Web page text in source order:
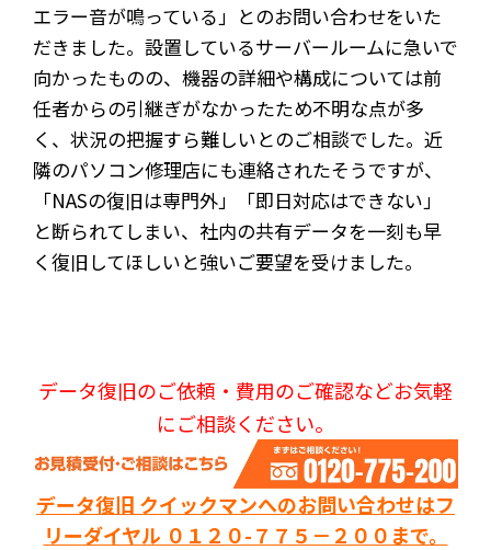
エラー音が鳴っている」とのお問い合わせをいた
だきました。設置しているサーバールームに急いで
向かったものの、機器の詳細や構成については前
任者からの引継ぎがなかったため不明な点が多
く、状況の把握すら難しいとのご相談でした。近
隣のパソコン修理店にも連絡されたそうですが、
「NASの復旧は専門外」「即日対応はできない」
と断られてしまい、社内の共有データを一刻も早
く復旧してほしいと強いご要望を受けました。
データ復旧のご依頼・費用のご確認などお気軽
にご相談ください。
データ復旧 クイックマンへのお問い合わせはフ
リーダイヤル ０１２０-７７５－２００まで。